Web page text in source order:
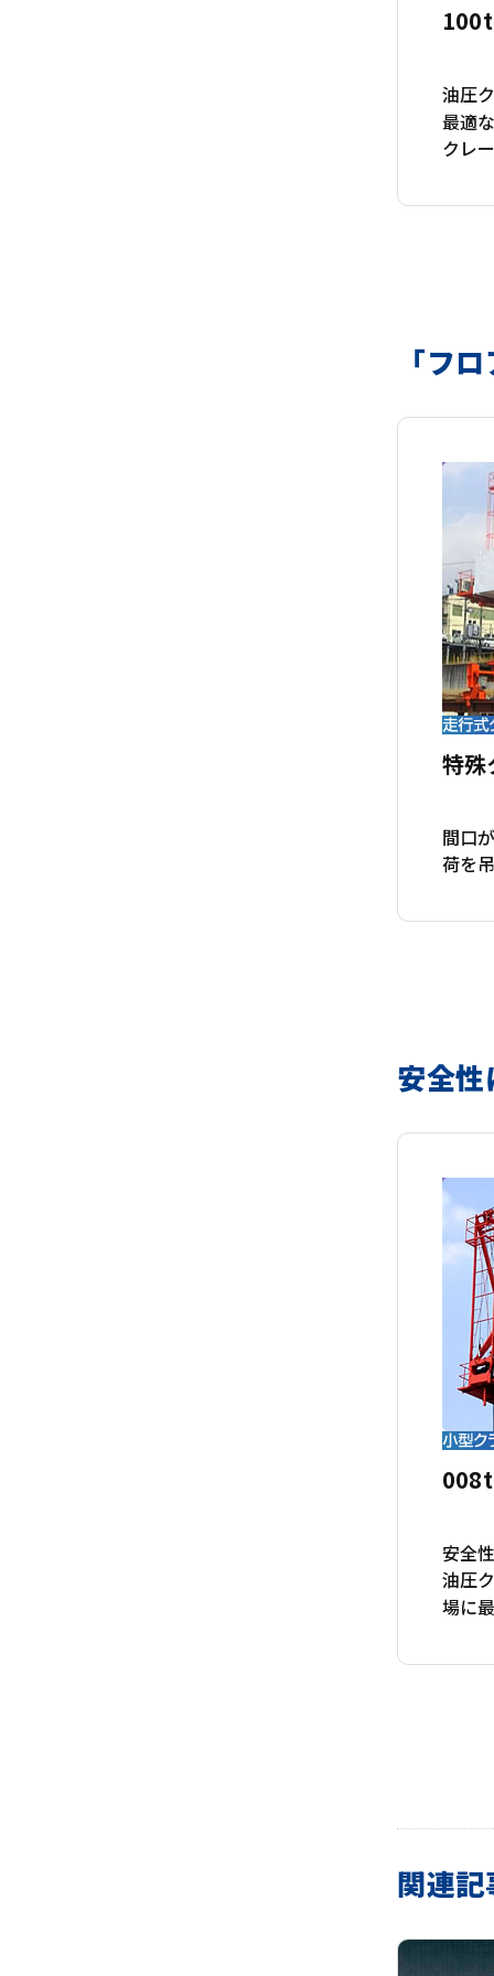
油圧
最適
クレ
「フ
特殊
間口
荷を
安全
安全
油圧
場に
関連記